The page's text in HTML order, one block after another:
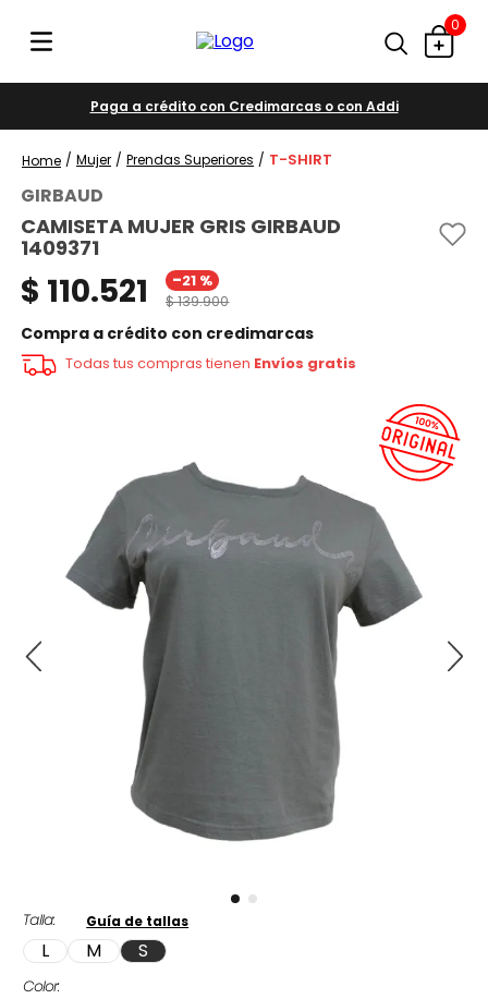
0
Paga a crédito con Credimarcas o con Addi
Mujer Prendas Superiores T-SHIRT
GIRBAUD
CAMISETA MUJER GRIS GIRBAUD
1409371
$ 110.521 -21 %
$139.900
Compra a crédito con credimarcas
Todas tus compras tienen Envíos gratis
Talla
L M S
Color
Guía de tallas